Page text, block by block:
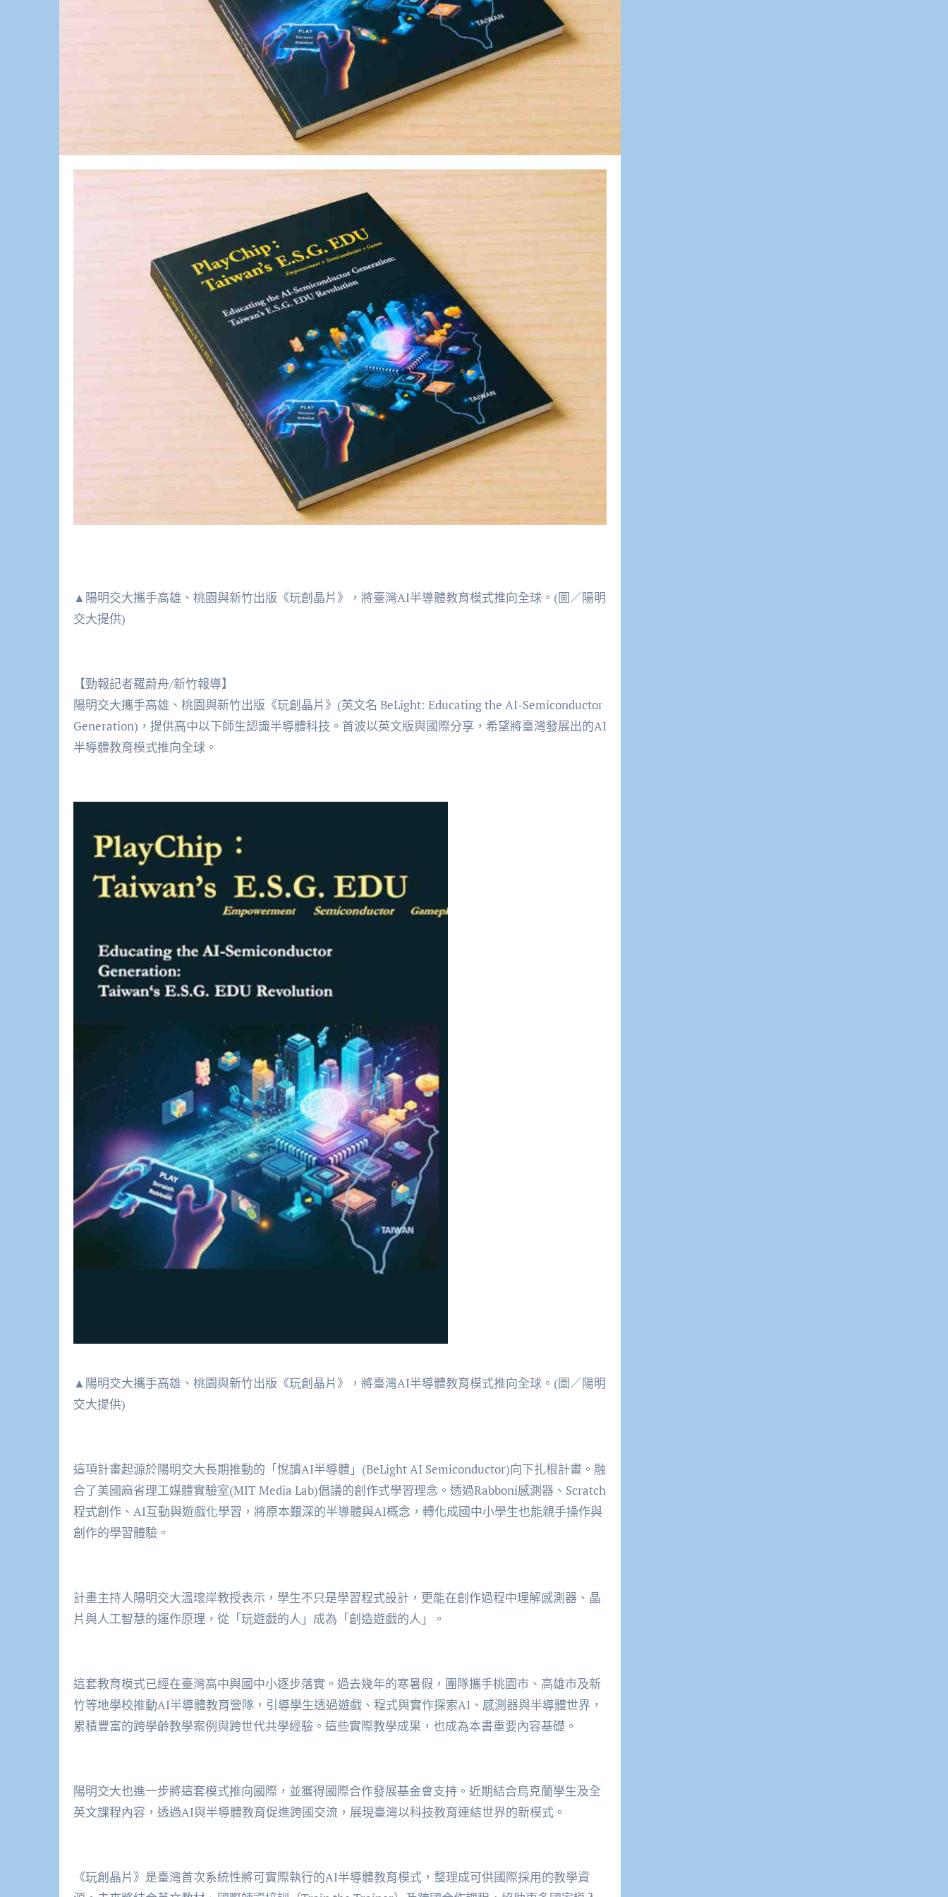
▲陽明交大攜手高雄、桃園與新竹出版《玩創晶片》，將臺灣AI半導體教育模式推向全球。(圖／陽明
交大提供)
【勁報記者羅蔚舟/新竹報導】
陽明交大攜手高雄、桃園與新竹出版《玩創晶片》(英文名 BeLight: Educating the AI-Semiconductor
Generation)，提供高中以下師生認識半導體科技。首波以英文版與國際分享，希望將臺灣發展出的AI
半導體教育模式推向全球。
▲陽明交大攜手高雄、桃園與新竹出版《玩創晶片》，將臺灣AI半導體教育模式推向全球。(圖／陽明
交大提供)
這項計畫起源於陽明交大長期推動的「悅讀AI半導體」(BeLight AI Semiconductor)向下扎根計畫。融
合了美國麻省理工媒體實驗室(MIT Media Lab)倡議的創作式學習理念。透過Rabboni感測器、Scratch
程式創作、AI互動與遊戲化學習，將原本艱深的半導體與AI概念，轉化成國中小學生也能親手操作與
創作的學習體驗。
計畫主持人陽明交大溫瓌岸教授表示，學生不只是學習程式設計，更能在創作過程中理解感測器、晶
片與人工智慧的運作原理，從「玩遊戲的人」成為「創造遊戲的人」。
這套教育模式已經在臺灣高中與國中小逐步落實。過去幾年的寒暑假，團隊攜手桃園市、高雄市及新
竹等地學校推動AI半導體教育營隊，引導學生透過遊戲、程式與實作探索AI、感測器與半導體世界，
累積豐富的跨學齡教學案例與跨世代共學經驗。這些實際教學成果，也成為本書重要內容基礎。
陽明交大也進一步將這套模式推向國際，並獲得國際合作發展基金會支持。近期結合烏克蘭學生及全
英文課程內容，透過AI與半導體教育促進跨國交流，展現臺灣以科技教育連結世界的新模式。
《玩創晶片》是臺灣首次系統性將可實際執行的AI半導體教育模式，整理成可供國際採用的教學資